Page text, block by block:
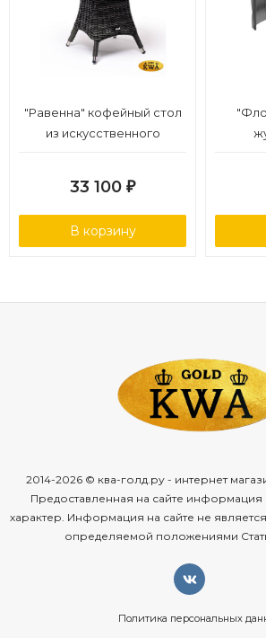
"Равенна" кофейный стол
из искусственного
33 100 ₽
В корзину
2014-2026 © ква-голд.ру - интернет
Предоставленная на сайте информация
характер. Информация на сайте не
определяемой положениями
Политика персональных